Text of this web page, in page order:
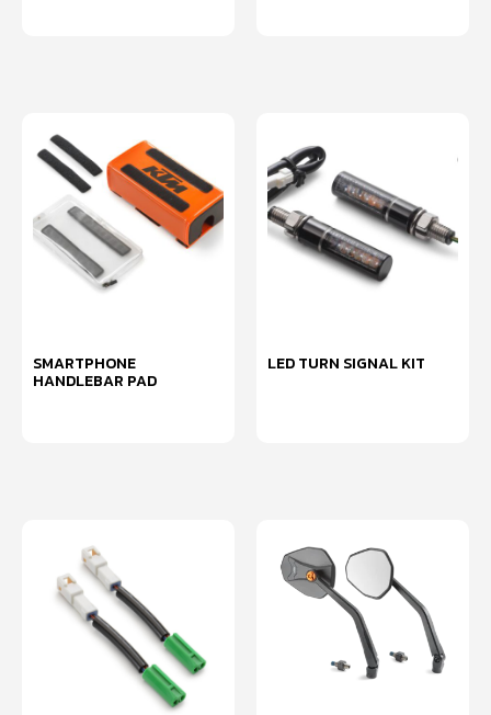
SMARTPHONE
HANDLEBAR PAD
LED TURN SIGNAL KIT